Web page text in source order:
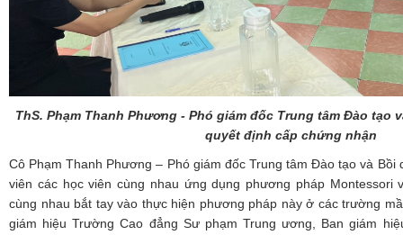
ThS. Phạm Thanh Phương - Phó giám đốc Trung tâm Đào tạo
quyết định cấp chứng nhận
Cô Phạm Thanh Phương – Phó giám đốc Trung tâm Đào tạo và Bồi
viên các học viên cùng nhau ứng dụng phương pháp Montessori
cùng nhau bắt tay vào thực hiện phương pháp này ở các trường
giám hiệu Trường Cao đẳng Sư phạm Trung ương, Ban giám